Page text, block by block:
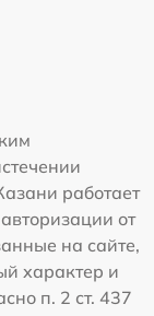
работает
от
на сайте,
характер и
п. 2 ст. 437